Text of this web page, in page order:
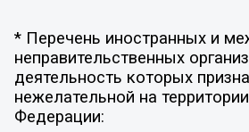
* Перечень иностранных и
неправительственных
деятельность которых
нежелательной на
Федерации: